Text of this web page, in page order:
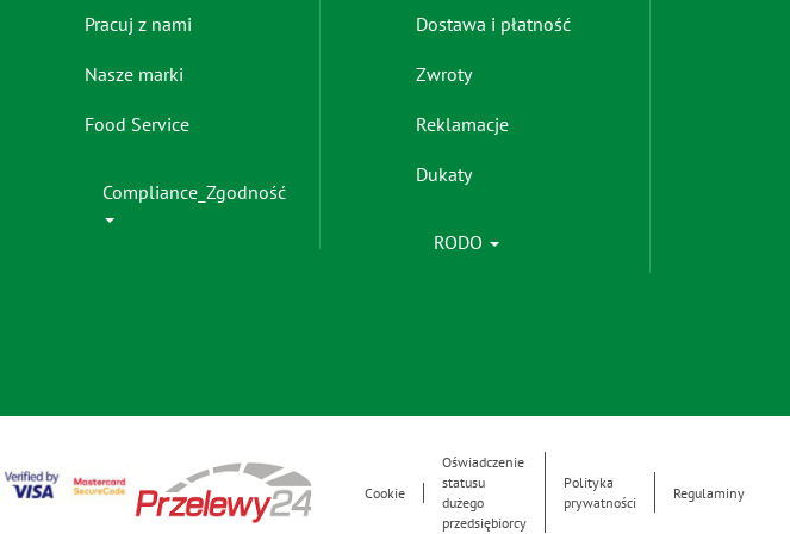
Pracuj z nami
Nasze marki
Food Service
Compliance_Zgodność
Dostawa i płatność
Zwroty
Reklamacje
Dukaty
RODO
Footer
Cookie
Oświadczenie
statusu
dużego
przedsiębiorcy
Polityka
prywatności
Regulaminy